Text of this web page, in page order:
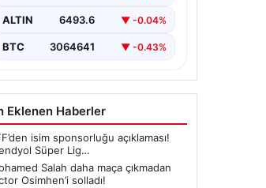
ALTIN 6493.6 ▼ -0.04%
BTC 3064641 ▼ -0.43%
Eklenen Haberler
isim sponsorluğu açıklaması!
Süper Lig…
Salah daha maça çıkmadan
Osimhen’i solladı!